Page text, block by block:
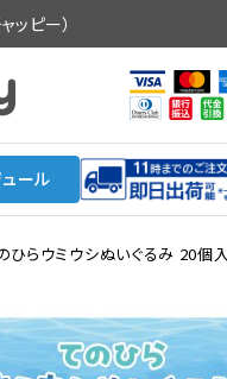
ピー）
ール
ひらウミウシぬいぐるみ 20個